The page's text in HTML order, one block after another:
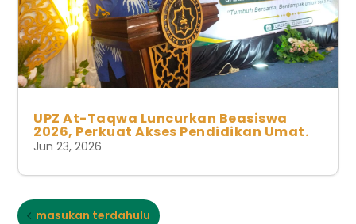
UPZ At-Taqwa Luncurkan Beasiswa
2026, Perkuat Akses Pendidikan Umat.
Jun 23, 2026
masukan terdahulu